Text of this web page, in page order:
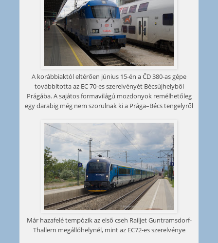
A korábbiaktól eltérően június 15-én a ČD 380-as gépe
továbbította az EC 70-es szerelvényét Bécsújhelyből
Prágába. A sajátos formavilágú mozdonyok remélhetőleg
egy darabig még nem szorulnak ki a Prága–Bécs tengelyről
Már hazafelé tempózik az első cseh Railjet Guntramsdorf-
Thallern megállóhelynél, mint az EC72-es szerelvénye